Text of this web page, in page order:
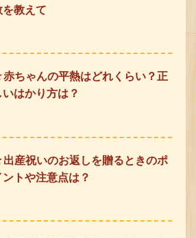
を教えて
ちゃんの平熱はどれくらい？正
いはかり方は？
産祝いのお返しを贈るときのポ
ントや注意点は？